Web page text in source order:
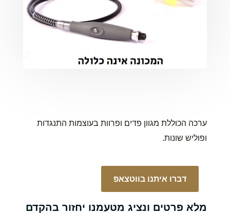
ערכה הכוללת מגוון פדים ופרוות בעוצמות התנגדות
ופוליש שונות.
דברו איתנו בווטצאפ
מלא פרטים ונציג מטעמנו יחזור בהקדם